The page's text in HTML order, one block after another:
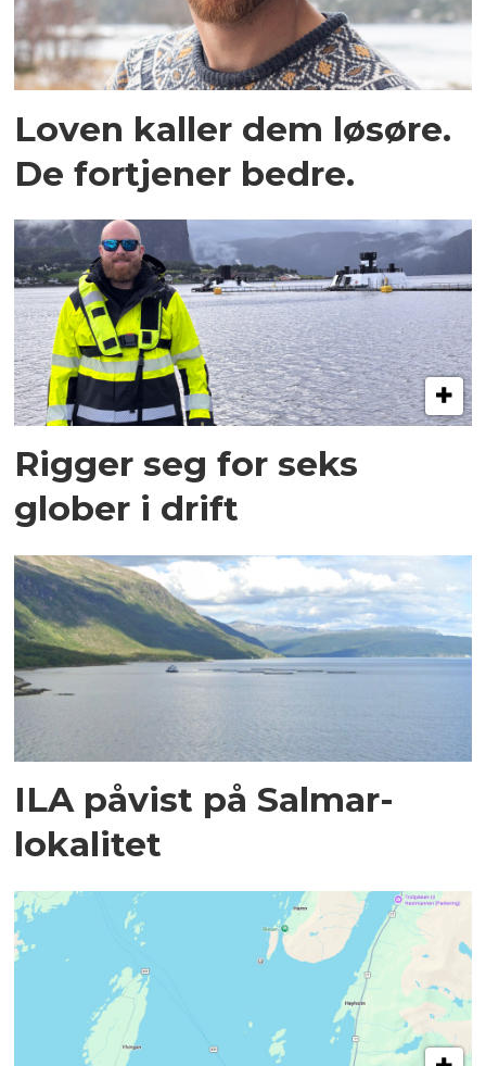
Loven kaller dem løsøre.
De fortjener bedre.
Rigger seg for seks
glober i drift
ILA påvist på Salmar-
lokalitet